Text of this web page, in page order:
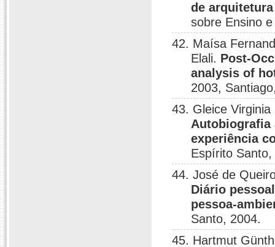
de
sobre Ensino
42. Maísa
Elali. Post-
analysis of
2003,
43. Gleice
Autobiografia
experiência
Espírito
44. José de
Diário
pessoa-
Santo, 2004.
45. Hartmut